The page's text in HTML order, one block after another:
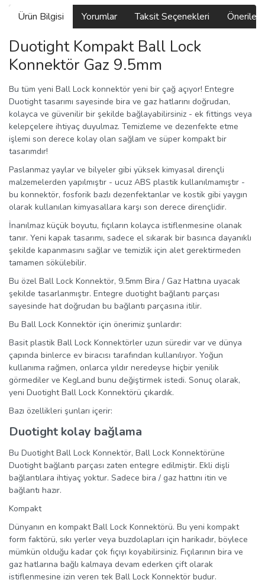
Ürün Bilgisi Yorumlar Taksit Seçenekleri
Duotight Kompakt Ball Lock
Konnektör Gaz 9.5mm
Bu tüm yeni Ball Lock konnektör yeni bir çağ açıyor! Entegre
Duotight tasarımı sayesinde bira ve gaz hatlarını doğrudan,
kolayca ve güvenilir bir şekilde bağlayabilirsiniz - ek fittings veya
kelepçelere ihtiyaç duyulmaz. Temizleme ve dezenfekte etme
işlemi son derece kolay olan sağlam ve süper kompakt bir
tasarımdır!
Paslanmaz yaylar ve bilyeler gibi yüksek kimyasal dirençli
malzemelerden yapılmıştır - ucuz ABS plastik kullanılmamıştır -
bu konnektör, fosforik bazlı dezenfektanlar ve kostik gibi yaygın
olarak kullanılan kimyasallara karşı son derece dirençlidir.
İnanılmaz küçük boyutu, fıçıların kolayca istiflenmesine olanak
tanır. Yeni kapak tasarımı, sadece el sıkarak bir basınca dayanıklı
şekilde kapanmasını sağlar ve temizlik için alet gerektirmeden
tamamen sökülebilir.
Bu özel Ball Lock Konnektör, 9.5mm Bira / Gaz Hattına uyacak
şekilde tasarlanmıştır. Entegre duotight bağlantı parçası
sayesinde hat doğrudan bu bağlantı parçasına itilir.
Bu Ball Lock Konnektör için önerimiz şunlardır:
Basit plastik Ball Lock Konnektörler uzun süredir var ve dünya
çapında binlerce ev biracısı tarafından kullanılıyor. Yoğun
kullanıma rağmen, onlarca yıldır neredeyse hiçbir yenilik
görmediler ve KegLand bunu değiştirmek istedi. Sonuç olarak,
yeni Duotight Ball Lock Konnektörü çıkardık.
Bazı özellikleri şunları içerir:
Duotight kolay bağlama
Bu Duotight Ball Lock Konnektör, Ball Lock Konnektörüne
Duotight bağlantı parçası zaten entegre edilmiştir. Ekli dişli
bağlantılara ihtiyaç yoktur. Sadece bira / gaz hattını itin ve
bağlantı hazır.
Kompakt
Dünyanın en kompakt Ball Lock Konnektörü. Bu yeni kompakt
form faktörü, sıkı yerler veya buzdolapları için harikadır, böylece
mümkün olduğu kadar çok fıçıyı koyabilirsiniz. Fıçılarının bira ve
gaz hatlarına bağlı kalmaya devam ederken çift olarak
istiflenmesine izin veren tek Ball Lock Konnektör budur.